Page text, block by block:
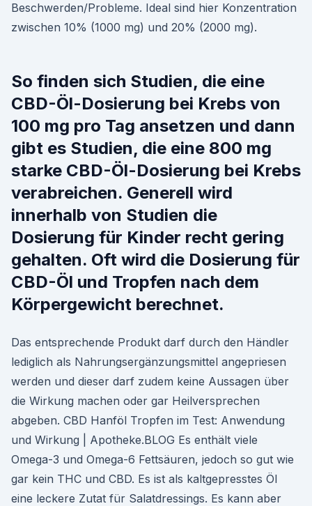
Beschwerden/Probleme. Ideal sind hier Konzentration
zwischen 10% (1000 mg) und 20% (2000 mg).
So finden sich Studien, die eine
CBD-Öl-Dosierung bei Krebs von
100 mg pro Tag ansetzen und dann
gibt es Studien, die eine 800 mg
starke CBD-Öl-Dosierung bei Krebs
verabreichen. Generell wird
innerhalb von Studien die
Dosierung für Kinder recht gering
gehalten. Oft wird die Dosierung für
CBD-Öl und Tropfen nach dem
Körpergewicht berechnet.
Das entsprechende Produkt darf durch den Händler
lediglich als Nahrungsergänzungsmittel angepriesen
werden und dieser darf zudem keine Aussagen über
die Wirkung machen oder gar Heilversprechen
abgeben. CBD Hanföl Tropfen im Test: Anwendung
und Wirkung | Apotheke.BLOG Es enthält viele
Omega-3 und Omega-6 Fettsäuren, jedoch so gut wie
gar kein THC und CBD. Es ist als kaltgepresstes Öl
eine leckere Zutat für Salatdressings. Es kann aber